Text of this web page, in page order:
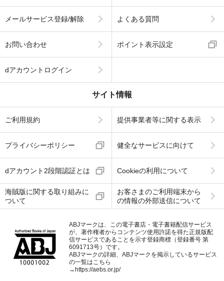
メールサービス登録/解除 よくある質問
お問い合わせ ポイント表示設定
dアカウントログイン
サイト情報
ご利用規約 提供事業者等に関する表示
プライバシーポリシー 健全なサービスに向けて
dアカウント2段階認証とは Cookieの利用について
海賊版に関する取り組みに
ついて
お客さまのご利用端末から
の情報の外部送信について
ABJマークは、この電子書店・電子書籍配信サービス
が、著作権者からコンテンツ使用許諾を得た正規版配
信サービスであることを示す登録商標（登録番号 第
6091713号）です。
ABJマークの詳細、ABJマークを掲示しているサービス
の一覧はこちら
→https://aebs.or.jp/